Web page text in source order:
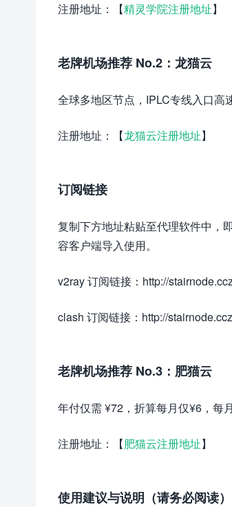
注册地址：【精灵学院注册地址】
老牌机场推荐 No.2：龙猫云
全球多地区节点，IPLC专线入口高
注册地址：【龙猫云注册地址】
订阅链接
复制下方地址粘贴至代理软件中，
容客户端导入使用。
v2ray 订阅链接：http://
clash 订阅链接：http://
老牌机场推荐 No.3：肥猫云
年付仅需 ¥72，折算每月仅¥6，每
注册地址：【肥猫云注册地址】
使用建议与说明（请务必阅读）